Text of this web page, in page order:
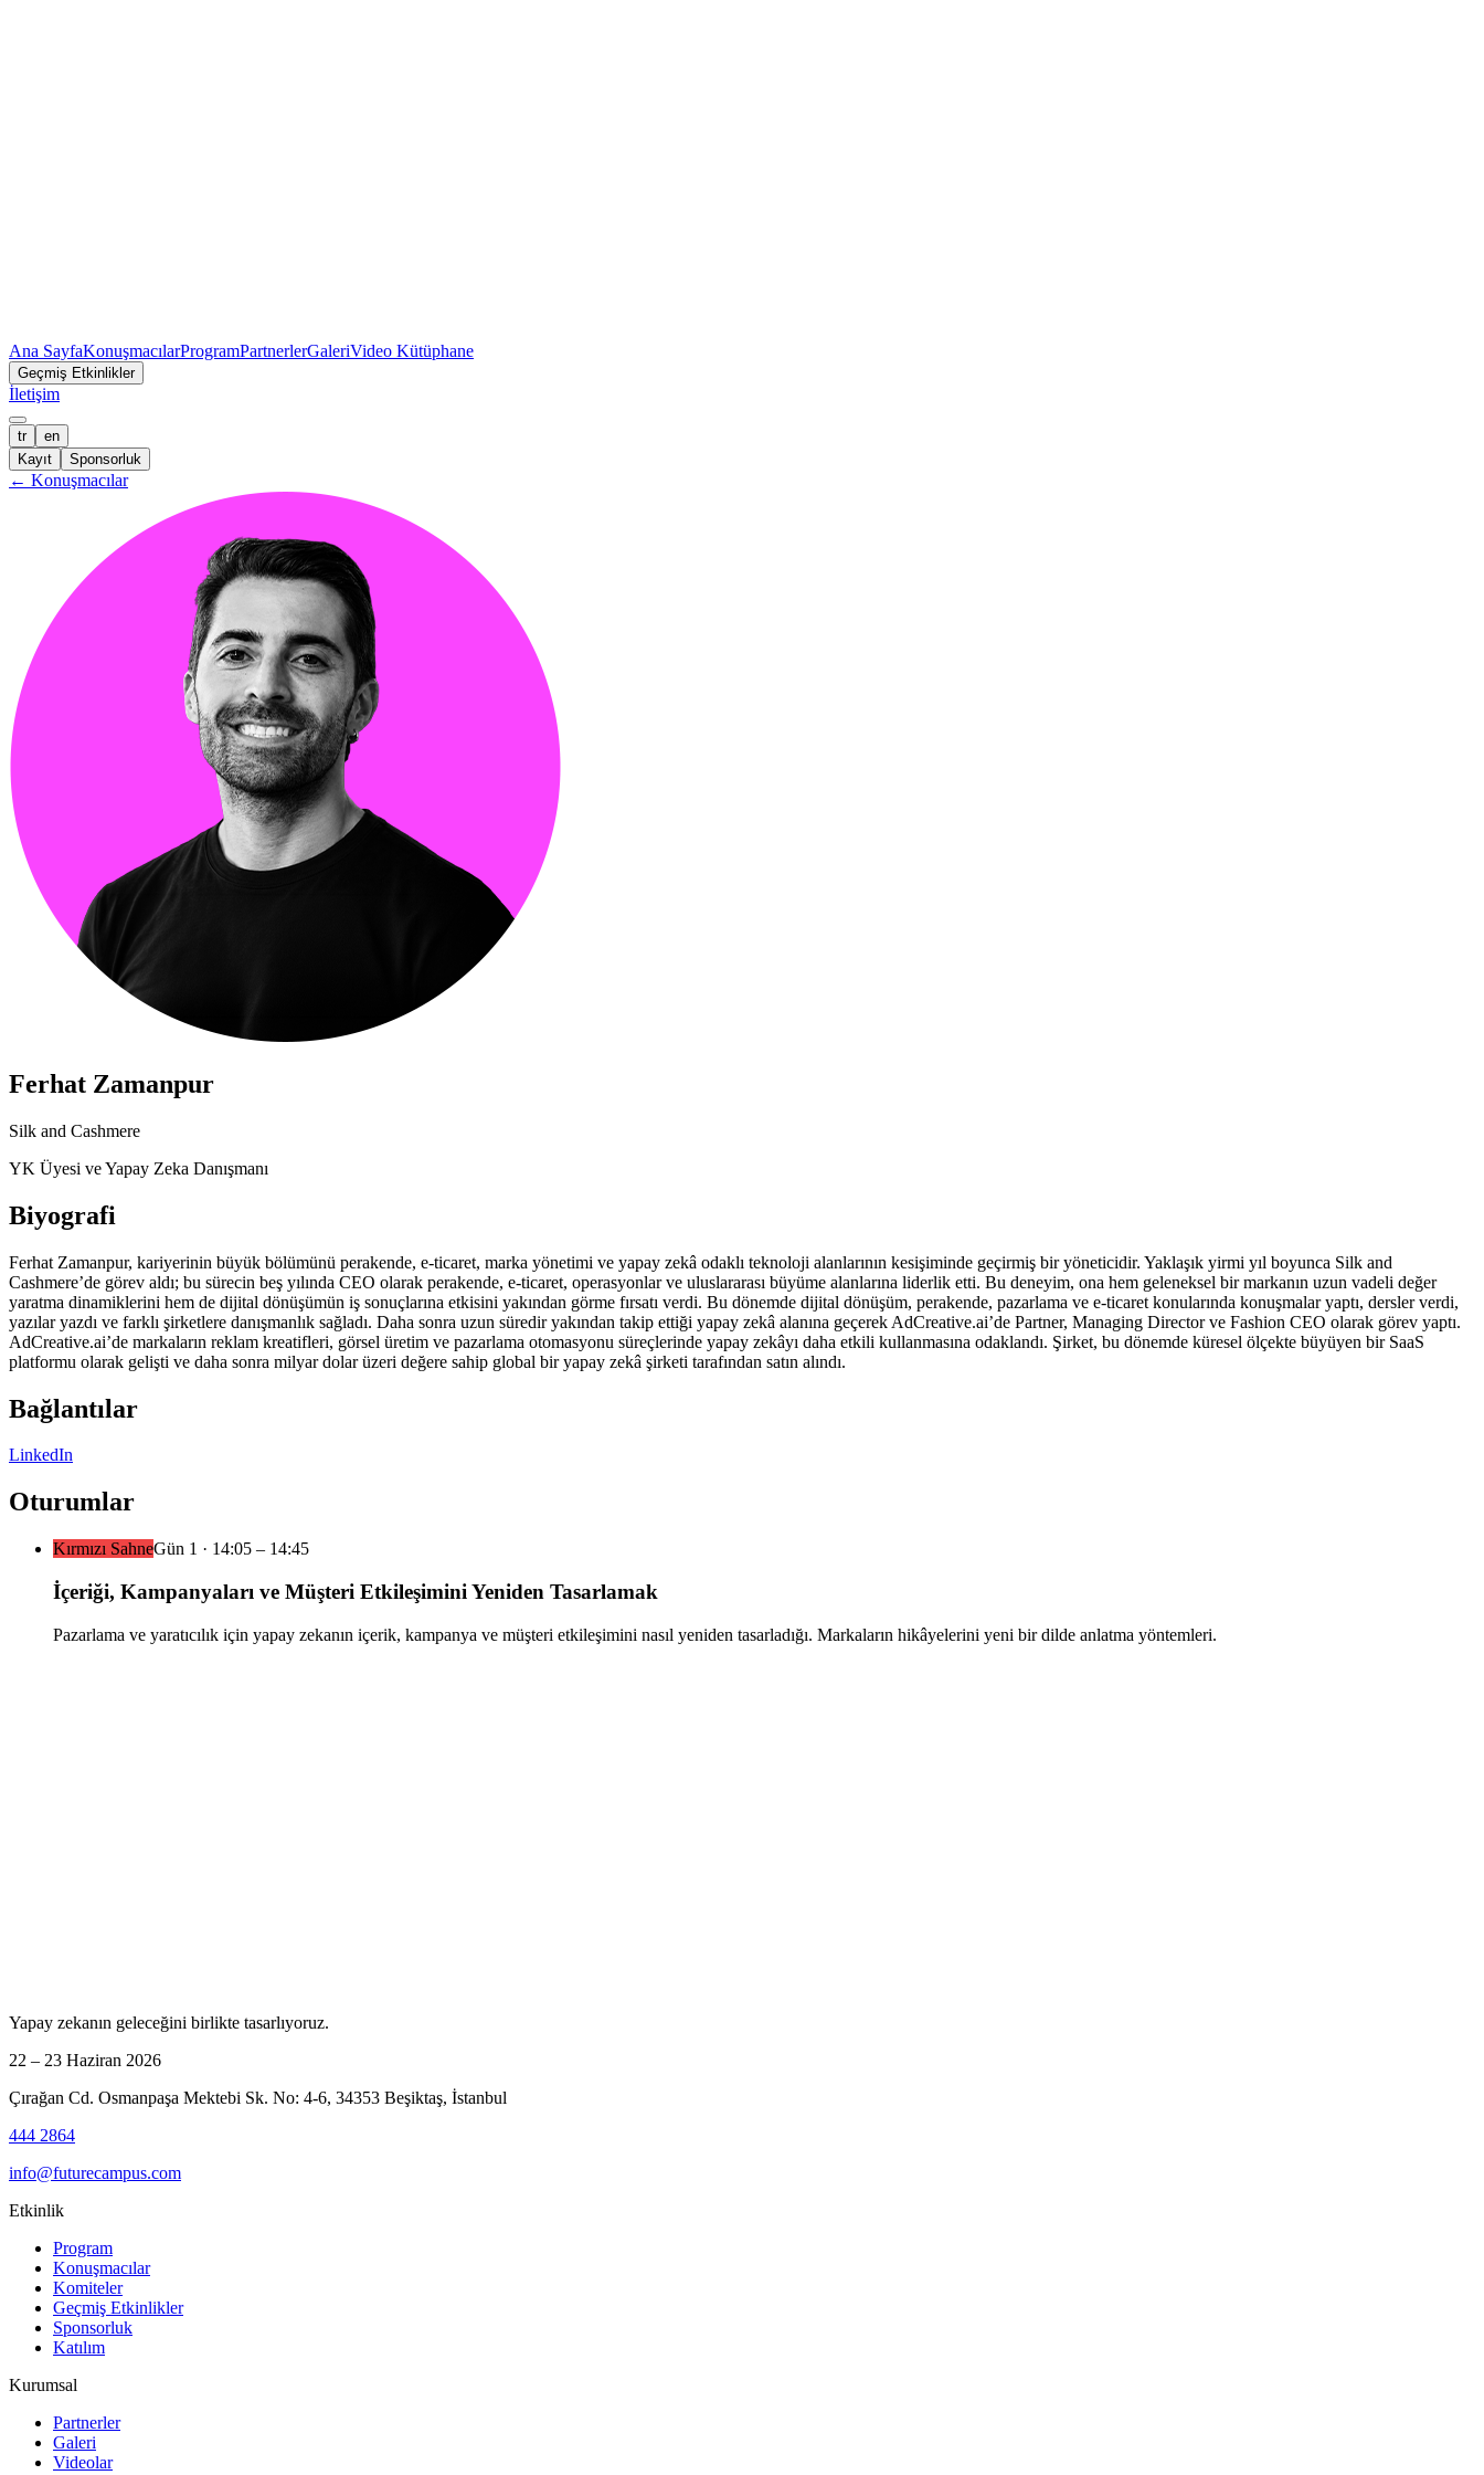
Ana SayfaKonuşmacılarProgramPartnerlerGaleriVideo Kütüphane
Geçmiş Etkinlikler
İletişim
tr
en
Kayıt
Sponsorluk
← Konuşmacılar
Ferhat Zamanpur
Silk and Cashmere
YK Üyesi ve Yapay Zeka Danışmanı
Biyografi
Ferhat Zamanpur, kariyerinin büyük bölümünü perakende, e-ticaret, marka yönetimi ve yapay zekâ odaklı teknoloji alanlarının kesişiminde geçirmiş bir yöneticidir. Yaklaşık yirmi yıl boyunca Silk and
Cashmere’de görev aldı; bu sürecin beş yılında CEO olarak perakende, e-ticaret, operasyonlar ve uluslararası büyüme alanlarına liderlik etti. Bu deneyim, ona hem geleneksel bir markanın uzun vadeli değer
yaratma dinamiklerini hem de dijital dönüşümün iş sonuçlarına etkisini yakından görme fırsatı verdi. Bu dönemde dijital dönüşüm, perakende, pazarlama ve e-ticaret konularında konuşmalar yaptı, dersler verdi,
yazılar yazdı ve farklı şirketlere danışmanlık sağladı. Daha sonra uzun süredir yakından takip ettiği yapay zekâ alanına geçerek AdCreative.ai’de Partner, Managing Director ve Fashion CEO olarak görev yaptı.
AdCreative.ai’de markaların reklam kreatifleri, görsel üretim ve pazarlama otomasyonu süreçlerinde yapay zekâyı daha etkili kullanmasına odaklandı. Şirket, bu dönemde küresel ölçekte büyüyen bir SaaS
platformu olarak gelişti ve daha sonra milyar dolar üzeri değere sahip global bir yapay zekâ şirketi tarafından satın alındı.
Bağlantılar
LinkedIn
Oturumlar
Kırmızı SahneGün 1 · 14:05 – 14:45
İçeriği, Kampanyaları ve Müşteri Etkileşimini Yeniden Tasarlamak
Pazarlama ve yaratıcılık için yapay zekanın içerik, kampanya ve müşteri etkileşimini nasıl yeniden tasarladığı. Markaların hikâyelerini yeni bir dilde anlatma yöntemleri.
Yapay zekanın geleceğini birlikte tasarlıyoruz.
22 – 23 Haziran 2026
Çırağan Cd. Osmanpaşa Mektebi Sk. No: 4-6, 34353 Beşiktaş, İstanbul
444 2864
info@futurecampus.com
Etkinlik
Program
Konuşmacılar
Komiteler
Geçmiş Etkinlikler
Sponsorluk
Katılım
Kurumsal
Partnerler
Galeri
Videolar